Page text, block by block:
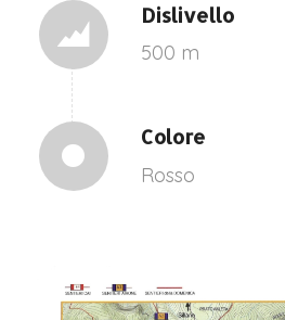
Dislivello
500 m
Colore
Rosso